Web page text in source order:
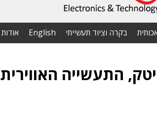
בקרה וציוד תעשייתי English אודות
התעשייה האווירית